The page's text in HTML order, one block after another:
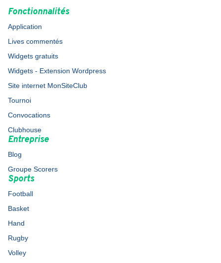
Fonctionnalités
Application
Lives commentés
Widgets gratuits
Widgets - Extension Wordpress
Site internet MonSiteClub
Tournoi
Convocations
Clubhouse
Entreprise
Blog
Groupe Scorers
Sports
Football
Basket
Hand
Rugby
Volley